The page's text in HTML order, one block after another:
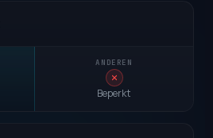
Beperkt